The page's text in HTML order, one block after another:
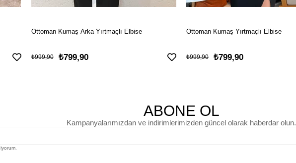
Ottoman Kumaş Arka Yırtmaçlı Elbise
₺799,90
₺999,90
Ottoman Kumaş Yırtmaçlı Elbise
₺799,90
₺999,90
ABONE OL
Kampanyalarımızdan ve indirimlerimizden güncel olarak haberdar olun.